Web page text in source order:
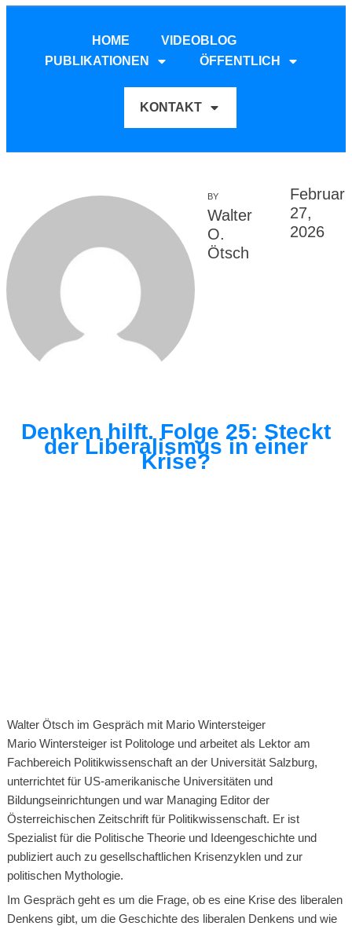
HOME
VIDEOBLOG
PUBLIKATIONEN
ÖFFENTLICH
KONTAKT
BY
Walter
O.
Ötsch
Februar
27,
2026
Denken hilft. Folge 25: Steckt
der Liberalismus in einer
Krise?
Walter Ötsch im Gespräch mit Mario Wintersteiger
Mario Wintersteiger ist Politologe und arbeitet als Lektor am
Fachbereich Politikwissenschaft an der Universität Salzburg,
unterrichtet für US-amerikanische Universitäten und
Bildungseinrichtungen und war Managing Editor der
Österreichischen Zeitschrift für Politikwissenschaft. Er ist
Spezialist für die Politische Theorie und Ideengeschichte und
publiziert auch zu gesellschaftlichen Krisenzyklen und zur
politischen Mythologie.
Im Gespräch geht es um die Frage, ob es eine Krise des liberalen
Denkens gibt, um die Geschichte des liberalen Denkens und wie